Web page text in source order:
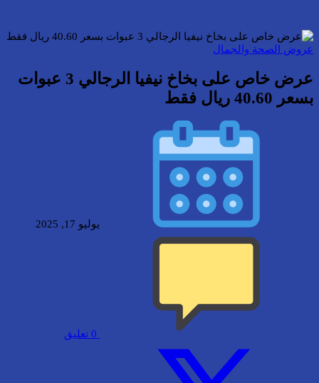
عروض الصحة والجمال
عرض خاص على بخاخ نيفيا الرجالي 3 عبوات
بسعر 40.60 ريال فقط
يوليو 17, 2025
0 تعليق